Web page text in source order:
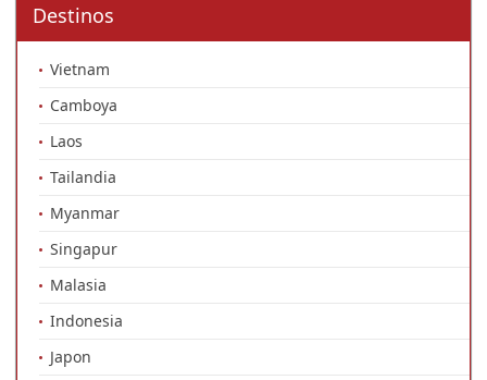
Destinos
Vietnam
Camboya
Laos
Tailandia
Myanmar
Singapur
Malasia
Indonesia
Japon